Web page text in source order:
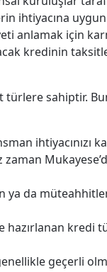
ihtiyacına
anlamak için
kredinin
türlere sahiptir.
ihtiyacınızı
ya da
hazırlanan kredi
geçerli